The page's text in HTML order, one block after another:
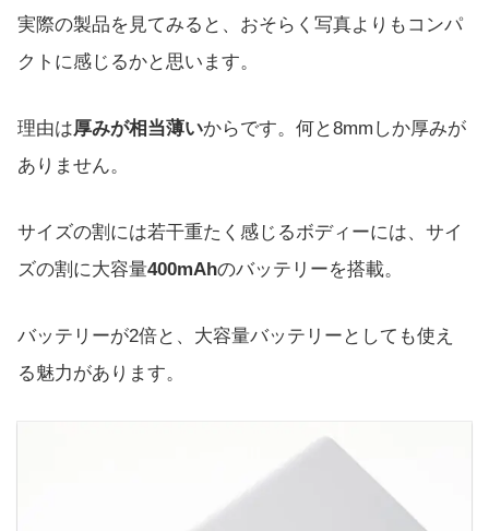
実際の製品を見てみると、おそらく写真よりもコンパ
クトに感じるかと思います。
理由は厚みが相当薄いからです。何と8mmしか厚みが
ありません。
サイズの割には若干重たく感じるボディーには、サイ
ズの割に大容量400mAhのバッテリーを搭載。
バッテリーが2倍と、大容量バッテリーとしても使え
る魅力があります。